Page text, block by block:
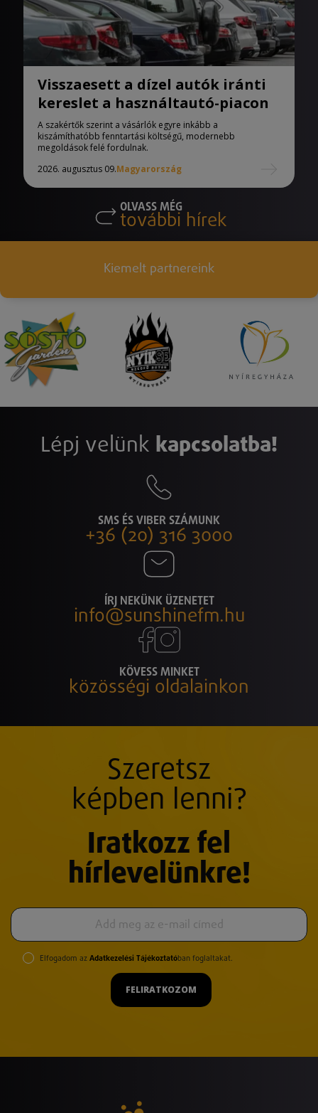
Visszaesett a dízel autók iránti
kereslet a használtautó-piacon
A szakértők szerint a vásárlók egyre inkább a
kiszámíthatóbb fenntartási költségű, modernebb
megoldások felé fordulnak.
2026. augusztus 09.Magyarország
OLVASS MÉG
további hírek
Kiemelt partnereink
Lépj velünk kapcsolatba!
SMS ÉS VIBER SZÁMUNK
+36 (20) 316 3000
ÍRJ NEKÜNK ÜZENETET
info@sunshinefm.hu
KÖVESS MINKET
közösségi oldalainkon
Szeretsz
képben lenni?
Iratkozz fel
hírlevelünkre!
Elfogadom az Adatkezelési Tájékoztatóban foglaltakat.
FELIRATKOZOM